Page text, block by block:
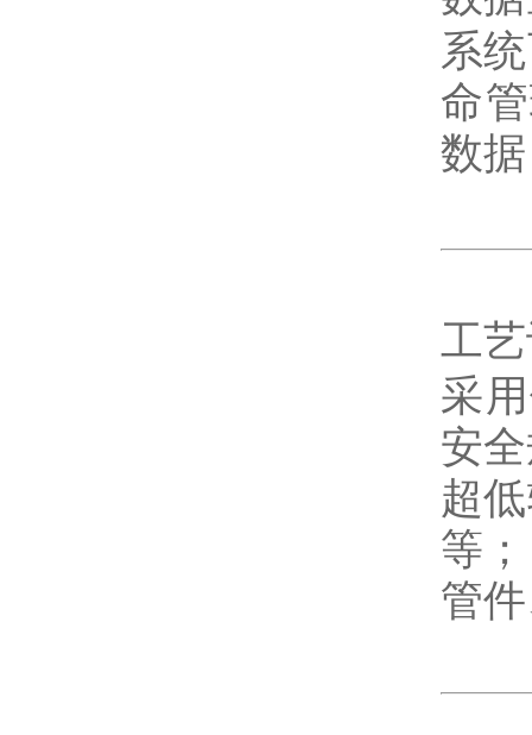
系
命
数据
工
采
安
超
等；
管